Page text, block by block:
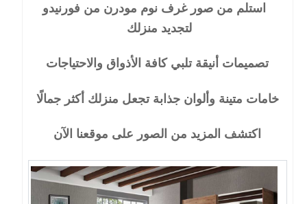
استلم من صور غرف نوم مودرن من فورنيدو
لتجديد منزلك
تصميمات أنيقة تلبي كافة الأذواق والاحتياجات
خامات متينة وألوان جذابة تجعل منزلك أكثر جمالًا
اكتشف المزيد من الصور على موقعنا الآن